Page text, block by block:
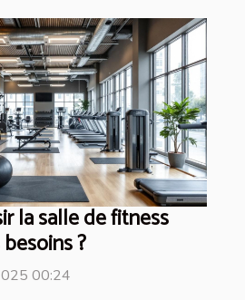
la salle de fitness
?
00:24